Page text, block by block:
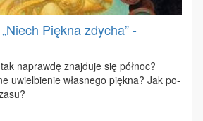
Piękna zdycha” -
na­praw­dę znaj­du­je się pół­noc?
uwiel­bie­nie wła­sne­go pięk­na? Jak po­